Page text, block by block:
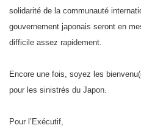
solidarité de la communauté
gouvernement japonais seront en
difficile assez rapidement.
Encore une fois, soyez les
pour les sinistrés du Japon.
Pour l’Exécutif,